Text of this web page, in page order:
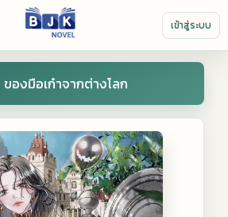
เข้าสู่ระบบ
ของมือเก๋าจากต่างโลก